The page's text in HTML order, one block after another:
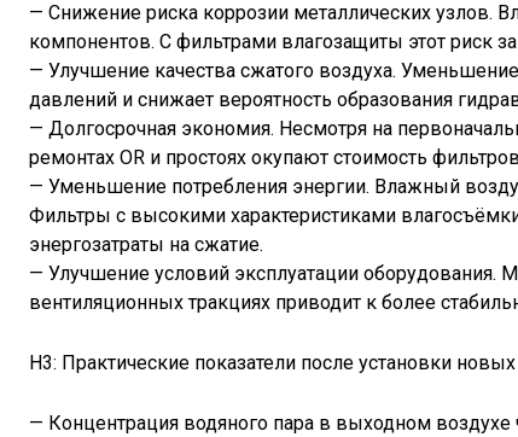
— Снижение риска коррозии металлических узлов.
компонентов. С фильтрами влагозащиты этот риск
— Улучшение качества сжатого воздуха.
давлений и снижает вероятность образования
— Долгосрочная экономия. Несмотря на
ремонтах OR и простоях окупают стоимость
— Уменьшение потребления энергии. Влажный
Фильтры с высокими характеристиками
энергозатраты на сжатие.
— Улучшение условий эксплуатации оборудования.
вентиляционных тракциях приводит к более
H3: Практические показатели после установки
— Концентрация водяного пара в выходном воздухе